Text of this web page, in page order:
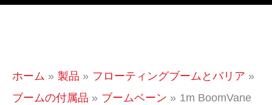
ツ
ホーム 製品
フローティングブームとバリア
ブームの付属品
ブームベーン 1m BoomVane